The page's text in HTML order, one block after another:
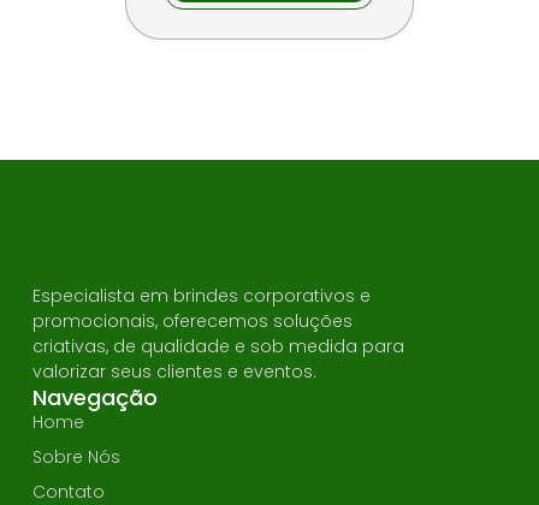
Especialista em brindes corporativos e
promocionais, oferecemos soluções
criativas, de qualidade e sob medida para
valorizar seus clientes e eventos.
Navegação
Home
Sobre Nós
Contato